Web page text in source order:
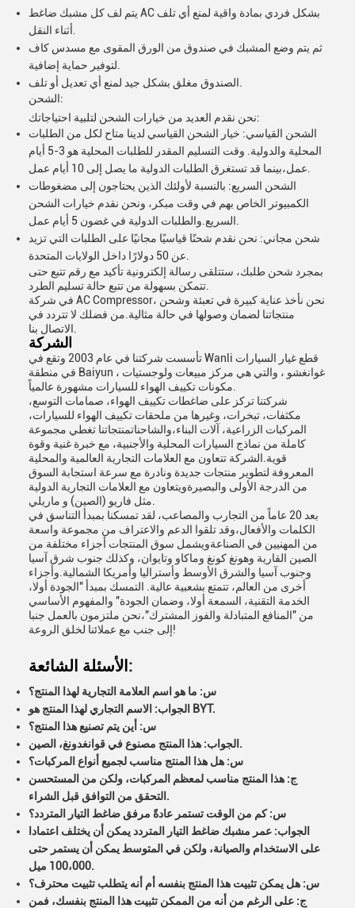
يتم لف كل مشبك ضاغط AC بشكل فردي بمادة واقية لمنع أي تلف
ثم يتم وضع المشبك في صندوق من الورق المقوى مع مسدس كاف
الشحن:
نحن نقدم العديد من خيارات الشحن لتلبية احتياجاتك:
الشحن القياسي: خيار الشحن القياسي لدينا متاح لكل من الطلبات
المحلية والدولية. وقت التسليم المقدر للطلبات المحلية هو 3-5 أيام
الشحن السريع: بالنسبة لأولئك الذين يحتاجون إلى مضغوطات
الكمبيوتر الخاص بهم في وقت مبكر، ونحن نقدم خيارات الشحن
شحن مجاني: نحن نقدم شحنًا قياسيًا مجانيًا على الطلبات التي تزيد
بمجرد شحن طلبك، ستتلقى رسالة إلكترونية تأكيد مع رقم تتبع حتى
في شركة AC Compressor، نحن نأخذ عناية كبيرة في تعبئة وشحن
منتجاتنا لضمان وصولها في حالة مثالية.من فضلك لا تتردد في
الشركة
تأسست شركتنا في عام 2003 وتقع في Wanli قطع غيار السيارات
في منطقة Baiyun ، غوانغشو ، والتي هي مركز مبيعات ولوجستيات
شركتنا تركز على ضاغطات تكييف الهواء، صمامات التوسع،
مكثفات، تبخرات، وغيرها من ملحقات تكييف الهواء للسيارات،
المركبات الزراعية، آلات البناء،والشاحناتمنتجاتنا تغطي مجموعة
كاملة من نماذج السيارات المحلية والأجنبية، مع خبرة غنية وقوة
قوية.الشركة تتعاون مع العلامات التجارية العالمية والمحلية
المعروفة لتطوير منتجات جديدة ونادرة مع سرعة استجابة السوق
من الدرجة الأولى والبصيرةويتعاون مع العلامات التجارية الدولية
بعد 20 عاماً من التجارب والمصاعب، لقد تمسكنا بمبدأ التناسق في
الكلمات والأفعال،وقد تلقوا الدعم والاعتراف من مجموعة واسعة
من المهنيين في الصناعةويشمل سوق المنتجات أجزاء مختلفة من
الصين القارية وهونغ كونغ وماكاو وتايوان، وكذلك جنوب شرق آسيا
وجنوب آسيا والشرق الأوسط وأستراليا وأمريكا الشمالية.وأجزاء
أخرى من العالم، تتمتع بشعبية عالية. التمسك بمبدأ "الجودة أولا،
الخدمة التقنية، السمعة أولا، وضمان الجودة" والمفهوم الأساسي
من "المنافع المتبادلة والفوز المشترك"،نحن ملتزمون بالعمل جنبا
إلى جنب مع عملائنا لخلق الروعة!
الأسئلة الشائعة:
س: ما هو اسم العلامة التجارية لهذا المنتج؟
الجواب: الاسم التجاري لهذا المنتج هو BYT.
س: أين يتم تصنيع هذا المنتج؟
الجواب: هذا المنتج مصنوع في قوانغدونغ، الصين.
س: هل هذا المنتج مناسب لجميع أنواع المركبات؟
ج: هذا المنتج مناسب لمعظم المركبات، ولكن من المستحسن
التحقق من التوافق قبل الشراء.
س: كم من الوقت تستمر عادةً مرفق ضاغط التيار المتردد؟
الجواب: عمر مشبك ضاغط التيار المتردد يمكن أن يختلف اعتمادا
على الاستخدام والصيانة، ولكن في المتوسط يمكن أن يستمر حتى
100،000 ميل.
س: هل يمكن تثبيت هذا المنتج بنفسه أم أنه يتطلب تثبيت محترف؟
ج: على الرغم من أنه من الممكن تثبيت هذا المنتج بنفسك، فمن